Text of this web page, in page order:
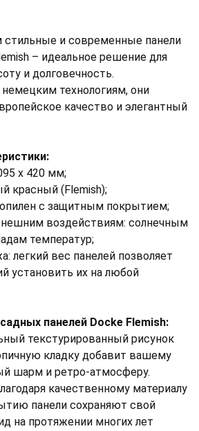
стильные и современные панели
– идеальное решение для
и долговечность.
технологиям, они
качество и элегантный
х 420 мм;
красный (Flemish);
с защитным покрытием;
воздействиям: солнечным
температур;
легкий вес панелей позволяет
установить их на любой
панелей Docke Flemish:
текстурированный рисунок
кладку добавит вашему
шарм и ретро-атмосферу.
качественному материалу
панели сохраняют свой
на протяжении многих лет